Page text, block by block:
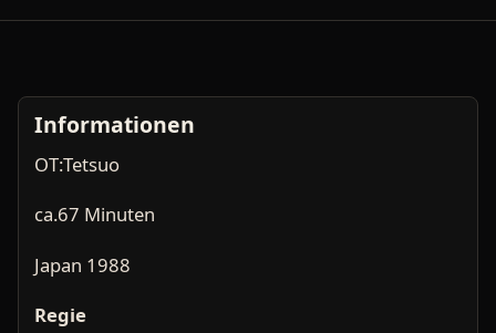
Informationen
OT:Tetsuo
ca.67 Minuten
Japan 1988
Regie